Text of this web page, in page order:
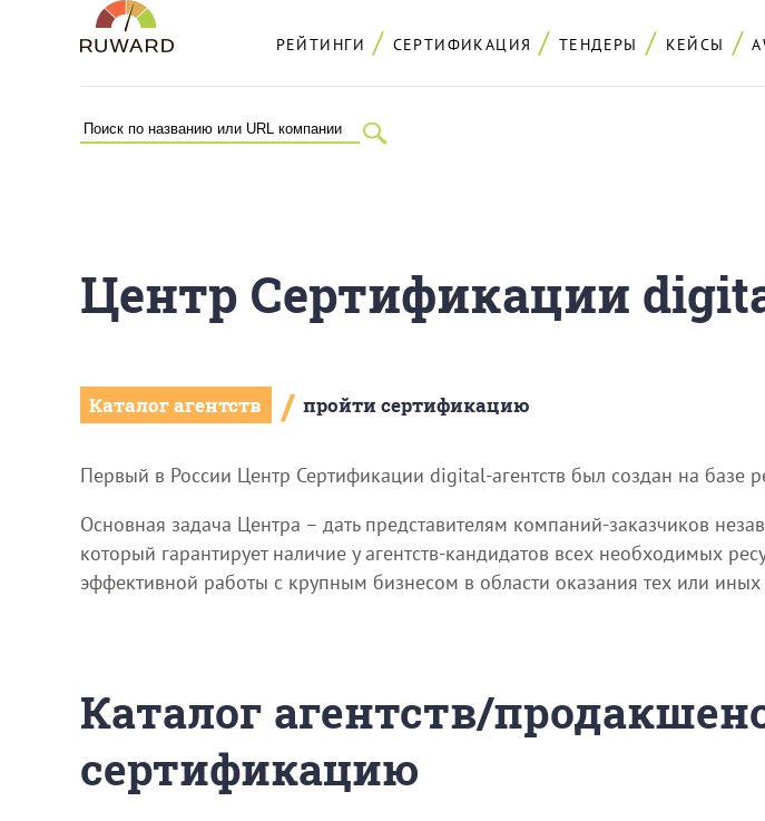
РЕЙТИНГИ СЕРТИФИКАЦИЯ ТЕНДЕРЫ КЕЙСЫ
Центр Сертификации
Каталог агентств / пройти сертификацию
Первый в России Центр Сертификации digital-агентств был создан на базе
Основная задача Центра – дать представителям компаний-заказчиков
который гарантирует наличие у агентств-кандидатов всех необходимых
эффективной работы с крупным бизнесом в области оказания тех или иных
Каталог агентств/
сертификацию